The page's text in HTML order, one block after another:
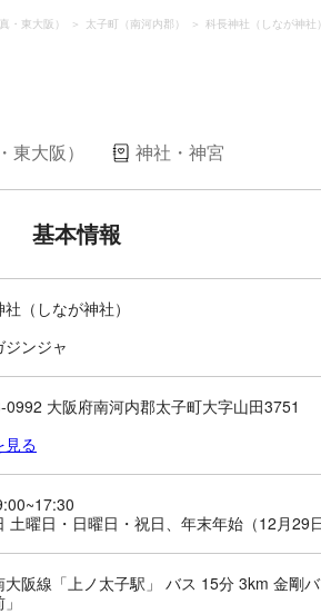
・東大阪） 太子町（南河内郡） 科長神社（しなが神社）
大阪） 神社・神宮
基本情報
（しなが神社）
ジンジャ
0992 大阪府南河内郡太子町大字山田3751
見る
土曜日・日曜日・祝日、年末年始（12月29
大阪線「上ノ太子駅」 バス 15分 3km 金剛